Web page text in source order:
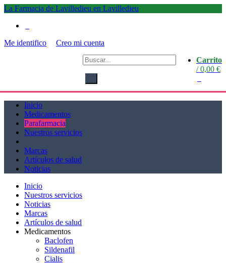
La Farmacia de Lavilledieu en Lavilledieu
Me identifico
Creo mi cuenta
Carrito
/0,00 €
Inicio
Medicamentos
Parafarmacia
Nuestros servicios
Marcas
Artículos de salud
Noticias
Inicio
Nuestros servicios
Noticias
Marcas
Artículos de salud
Medicamentos
Baclofen
Sildenafil
Cialis